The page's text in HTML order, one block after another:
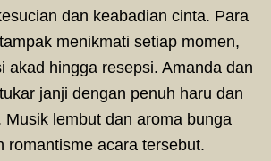
dan keabadian cinta. Para
menikmati setiap momen,
akad hingga resepsi. Amanda dan
janji dengan penuh haru dan
Musik lembut dan aroma bunga
romantisme acara tersebut.